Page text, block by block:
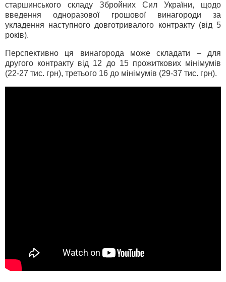
старшинського складу Збройних Сил України, щодо
введення одноразової грошової винагороди за
укладення наступного довготривалого контракту (від 5
років).
Перспективно ця винагорода може складати – для
другого контракту від 12 до 15 прожиткових мінімумів
(22-27 тис. грн), третього 16 до мінімумів (29-37 тис. грн).